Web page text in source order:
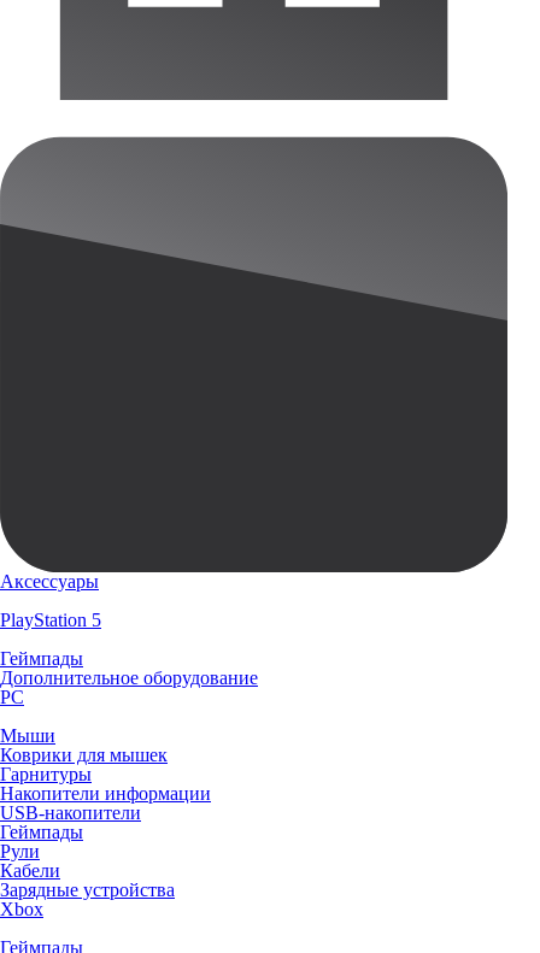
Аксессуары
PlayStation 5
Геймпады
Дополнительное оборудование
PC
Мыши
Коврики для мышек
Гарнитуры
Накопители информации
USB-накопители
Геймпады
Рули
Кабели
Зарядные устройства
Xbox
Геймпады